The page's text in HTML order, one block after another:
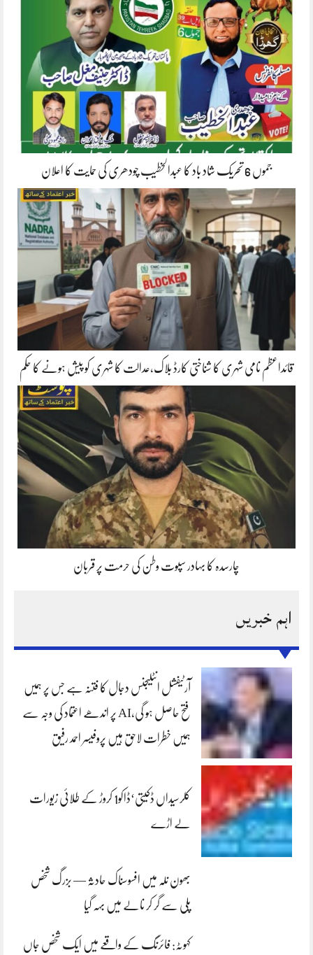
جموں 6 تحریک شاد باد کا عبدالخطیب چودھری کی حمایت کا اعلان
قائداعظم نامی شہری کا شناختی کارڈ بلاک،عدالت کا شہری کو پیش ہونے کا حکم
چارسدہ کا بہادر سپوت وطن کی حرمت پر قربان
اہم خبریں
آرٹیفشل انٹلیجنس دجال کا فتنہ ہے جس پر ہمیں
فتح حاصل ہو گی،AI پر اندھے اعتماد کی وجہ سے
ہمیں خطرات لاحق ہیں پروفیسر احمد رفیق
کلرسیداں ڈکیتی‘ڈاکو1 کروڑ کے طلائی زیورات
لے اڑے
بھون نلہ میں افسوسناک حادثہ — بزرگ شخص
پلی سے گر کر نالے میں بہہ گیا
کہوٹہ: فائرنگ کے واقعے میں ایک شخص جاں